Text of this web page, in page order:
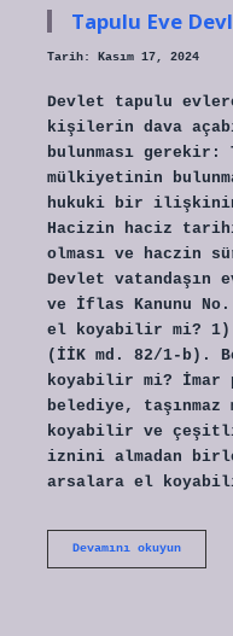
Tapulu Eve
Tarih: Kasım 17, 2024
Devlet tapulu
kişilerin dava
bulunması gerekir:
mülkiyetinin
hukuki bir ilişkinin
Hacizin haciz
olması ve haczin
Devlet
ve İflas Kanunu
el koyabilir mi? 1)
(İİK md. 82/1-b).
koyabilir mi?
belediye,
koyabilir ve
iznini almadan
arsalara el
Devamını okuyunTapulu